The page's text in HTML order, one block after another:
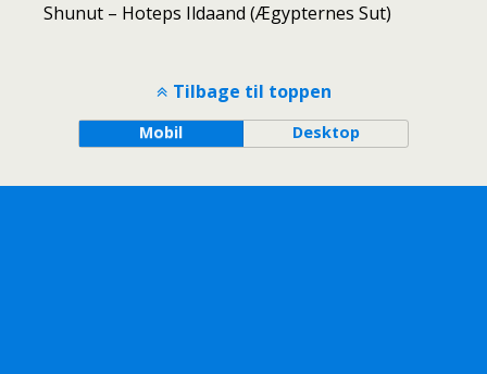
Shunut – Hoteps Ildaand (Ægypternes Sut)
Tilbage til toppen
Mobil Desktop